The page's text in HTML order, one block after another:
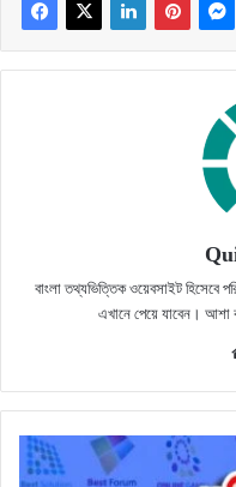
বাংলা তথ্যভিত্তিক ওয়েবসাইট হিসেবে
এখানে পেয়ে যাবেন। আশা
৫টি
সেরা